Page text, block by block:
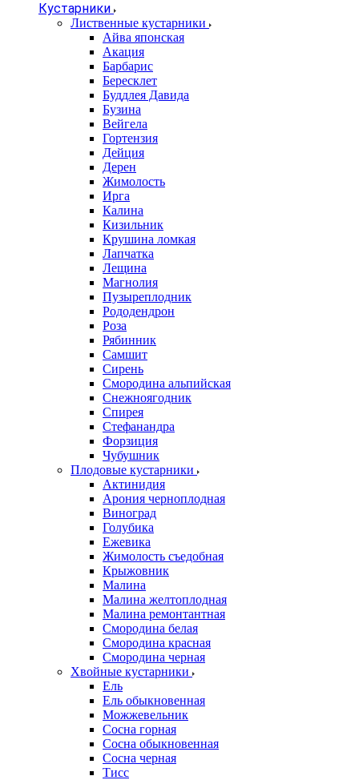
Кустарники
Лиственные кустарники
Айва японская
Акация
Барбарис
Бересклет
Буддлея Давида
Бузина
Вейгела
Гортензия
Дейция
Дерен
Жимолость
Ирга
Калина
Кизильник
Крушина ломкая
Лапчатка
Лещина
Магнолия
Пузыреплодник
Рододендрон
Роза
Рябинник
Самшит
Сирень
Смородина альпийская
Снежноягодник
Спирея
Стефанандра
Форзиция
Чубушник
Плодовые кустарники
Актинидия
Арония черноплодная
Виноград
Голубика
Ежевика
Жимолость съедобная
Крыжовник
Малина
Малина желтоплодная
Малина ремонтантная
Смородина белая
Смородина красная
Смородина черная
Хвойные кустарники
Ель
Ель обыкновенная
Можжевельник
Сосна горная
Сосна обыкновенная
Сосна черная
Тисс